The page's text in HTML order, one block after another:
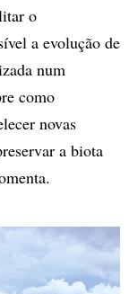
o
a evolução de
num
como
novas
a biota